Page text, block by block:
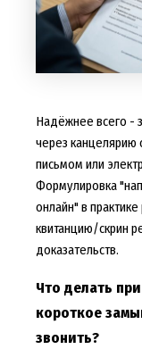
Надёжнее всего -
через канцелярию
письмом или
Формулировка "
онлайн" в
квитанцию/скрин
доказательств.
Что делать
короткое
звонить?